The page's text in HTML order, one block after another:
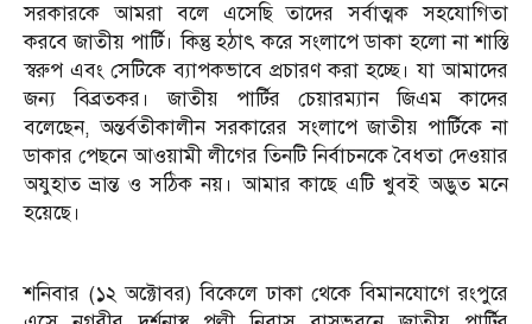
সরকারকে আমরা বলে এসেছি তাদের সর্বাত্মক সহযোগিতা
করবে জাতীয় পার্টি। কিন্তু হঠাৎ করে সংলাপে ডাকা হলো না শাস্তি
স্বরুপ এবং সেটিকে ব্যাপকভাবে প্রচারণ করা হচ্ছে। যা আমাদের
জন্য বিব্রতকর। জাতীয় পার্টির চেয়ারম্যান জিএম কাদের
বলেছেন, অন্তর্বতীকালীন সরকারের সংলাপে জাতীয় পার্টিকে না
ডাকার পেছনে আওয়ামী লীগের তিনটি নির্বাচনকে বৈধতা দেওয়ার
অযুহাত ভ্রান্ত ও সঠিক নয়। আমার কাছে এটি খুবই অদ্ভুত মনে
হয়েছে।
শনিবার (১২ অক্টোবর) বিকেলে ঢাকা থেকে বিমানযোগে রংপুরে